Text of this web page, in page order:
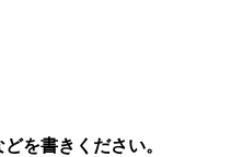
を書きください。